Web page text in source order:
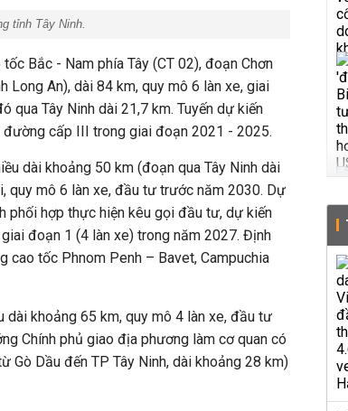
tỉnh Tây Ninh.
tốc Bắc - Nam phía Tây (CT 02), đoạn Chơn
Long An), dài 84 km, quy mô 6 làn xe, giai
Tây Ninh dài 21,7 km. Tuyến dự kiến
cấp III trong giai đoạn 2021 - 2025.
dài khoảng 50 km (đoạn qua Tây Ninh dài
quy mô 6 làn xe, đầu tư trước năm 2030. Dự
phối hợp thực hiện kêu gọi đầu tư, dự kiến
đoạn 1 (4 làn xe) trong năm 2027. Định
cao tốc Phnom Penh – Bavet, Campuchia
dài khoảng 65 km, quy mô 4 làn xe, đầu tư
Chính phủ giao địa phương làm cơ quan có
Dầu đến TP Tây Ninh, dài khoảng 28 km)